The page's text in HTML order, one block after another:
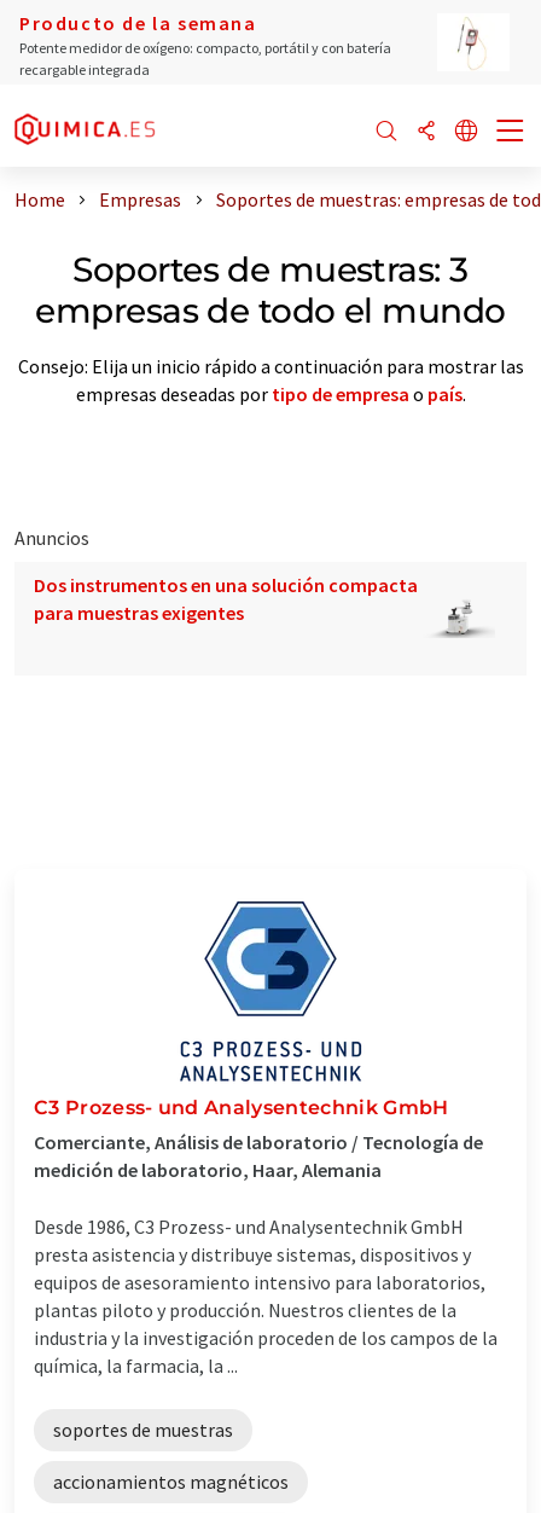
Producto de la semana
Potente medidor de oxígeno: compacto, portátil y con batería
recargable integrada
Home Empresas Soportes de muestras: empresas de
Soportes de muestras: 3
empresas de todo el mundo
Consejo: Elija un inicio rápido a continuación para mostrar las
empresas deseadas por tipo de empresa o país.
Anuncios
Dos instrumentos en una solución compacta
para muestras exigentes
C3 Prozess- und Analysentechnik GmbH
Comerciante, Análisis de laboratorio / Tecnología de
medición de laboratorio, Haar, Alemania
Desde 1986, C3 Prozess- und Analysentechnik GmbH
presta asistencia y distribuye sistemas, dispositivos y
equipos de asesoramiento intensivo para laboratorios,
plantas piloto y producción. Nuestros clientes de la
industria y la investigación proceden de los campos de la
química, la farmacia, la ...
soportes de muestras
accionamientos magnéticos